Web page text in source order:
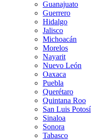
Guanajuato
Guerrero
Hidalgo
Jalisco
Michoacán
Morelos
Nayarit
Nuevo León
Oaxaca
Puebla
Querétaro
Quintana Roo
San Luis Potosí
Sinaloa
Sonora
Tabasco